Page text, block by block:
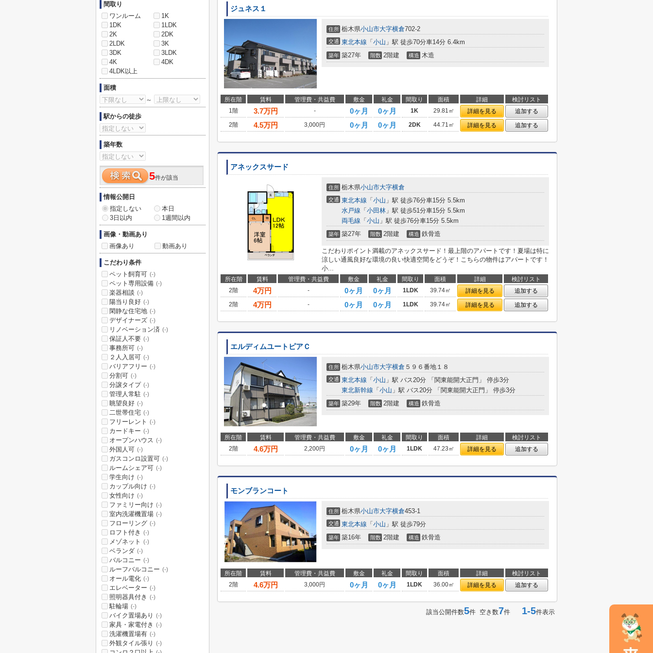
ジュネス１
住所 栃木県小山市大字横倉702-2
交通 東北本線 「 小山 」駅 徒歩70分車14分 6.4km
築年 築27年 階数 2階建 構造 木造
所在階 賃料 管理費・共益費 敷金 礼金 間取り 面積 詳細
検討リスト
1階
3.7万円 - 0ヶ月 0ヶ月 1K 29.81㎡ 詳細を見る
追加する
2階
4.5万円 3,000円 0ヶ月 0ヶ月 2DK 44.71㎡ 詳細を見る 追加する
アネックスサード
住所 栃木県小山市大字横倉
交通 東北本線 「 小山 」駅 徒歩76分車15分 5.5km
水戸線 「 小田林 」駅 徒歩51分車15分 5.5km
両毛線 「 小山 」駅 徒歩76分車15分 5.5km
築年 築27年 階数 2階建 構造 鉄骨造
こだわりポイント満載のアネックスサード！最上階のアパートです！夏場は特に
涼しい通風良好な環境の良い快適空間をどうぞ！こちらの物件はアパートです！
小...
所在階 賃料 管理費・共益費 敷金 礼金 間取り 面積 詳細
検討リスト
2階
4万円 - 0ヶ月 0ヶ月 1LDK 39.74㎡ 詳細を見る
追加する
2階
4万円 - 0ヶ月 0ヶ月 1LDK 39.74㎡ 詳細を見る 追加する
エルディムユートピアＣ
住所 栃木県小山市大字横倉 ５９６番地１８
交通 東北本線 「 小山 」駅 バス20分 「関東能開大正門」 停歩3分
東北新幹線 「 小山 」駅 バス20分 「関東能開大正門」 停歩3分
築年 築29年 階数 2階建 構造 鉄骨造
所在階 賃料 管理費・共益費 敷金 礼金 間取り 面積 詳細
検討リスト
2階
4.6万円 2,200円 0ヶ月 0ヶ月 1LDK 47.23㎡ 詳細を見る 追加する
モンブランコート
住所 栃木県小山市大字横倉453-1
交通 東北本線 「 小山 」駅 徒歩79分
築年 築16年 階数 2階建 構造 鉄骨造
所在階 賃料 管理費・共益費 敷金 礼金 間取り 面積 詳細
検討リスト
2階
4.6万円 3,000円 0ヶ月 0ヶ月 1LDK 36.00㎡ 詳細を見る 追加する
該当公開件数5件 空き数7件 1-5件表示
間取り
ワンルーム
1K
1DK
1LDK
2K
2DK
2LDK
3K
3DK
3LDK
4K
4DK
4LDK以上
面積
～
駅からの徒歩
築年数
5件が該当
情報公開日
指定しない
本日
3日以内
1週間以内
画像・動画あり
画像あり
動画あり
こだわり条件
ペット飼育可 (-)
ペット専用設備 (-)
楽器相談 (-)
陽当り良好 (-)
閑静な住宅地 (-)
デザイナーズ (-)
リノベーション済 (-)
保証人不要 (-)
事務所可 (-)
２人入居可 (-)
バリアフリー (-)
分割可 (-)
分譲タイプ (-)
管理人常駐 (-)
眺望良好 (-)
二世帯住宅 (-)
フリーレント (-)
カードキー (-)
オープンハウス (-)
外国人可 (-)
ガスコンロ設置可 (-)
ルームシェア可 (-)
学生向け (-)
カップル向け (-)
女性向け (-)
ファミリー向け (-)
室内洗濯機置場 (-)
フローリング (-)
ロフト付き (-)
メゾネット (-)
ベランダ (-)
バルコニー (-)
ルーフバルコニー (-)
オール電化 (-)
エレベーター (-)
照明器具付き (-)
駐輪場 (-)
バイク置場あり (-)
家具・家電付き (-)
洗濯機置場有 (-)
外観タイル張り (-)